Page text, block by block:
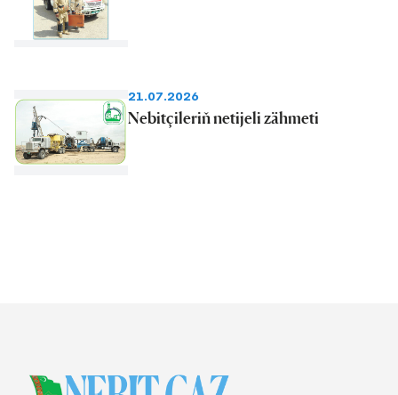
21.07.2026
Nebitçileriň netijeli zähmeti